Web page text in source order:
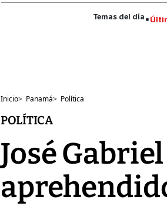
Inicio> Panamá> Política
POLÍTICA
José